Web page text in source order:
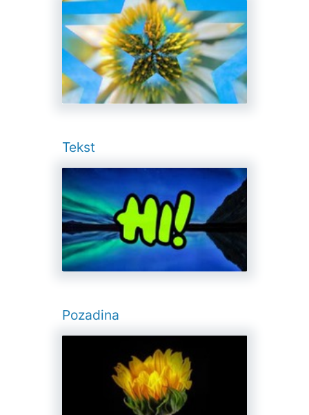
Tekst
Pozadina